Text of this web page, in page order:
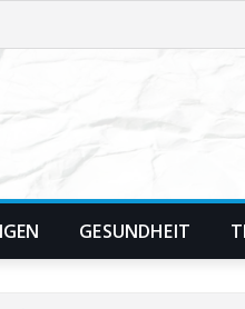
GESUNDHEIT